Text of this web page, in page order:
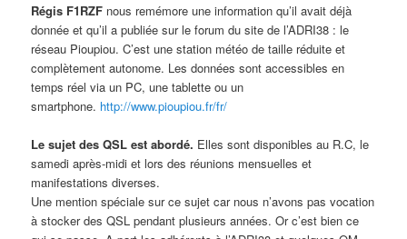
Régis F1RZF nous remémore une information qu’il avait déjà
donnée et qu’il a publiée sur le forum du site de l’ADRI38 : le
réseau Pioupiou. C’est une station météo de taille réduite et
complètement autonome. Les données sont accessibles en
temps réel via un PC, une tablette ou un
smartphone. http://www.pioupiou.fr/fr/
Le sujet des QSL est abordé. Elles sont disponibles au R.C, le
samedi après-midi et lors des réunions mensuelles et
manifestations diverses.
Une mention spéciale sur ce sujet car nous n’avons pas vocation
à stocker des QSL pendant plusieurs années. Or c’est bien ce